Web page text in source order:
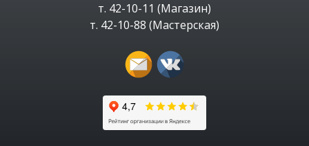
т. 42-10-11 (Магазин)
т. 42-10-88 (Мастерская)